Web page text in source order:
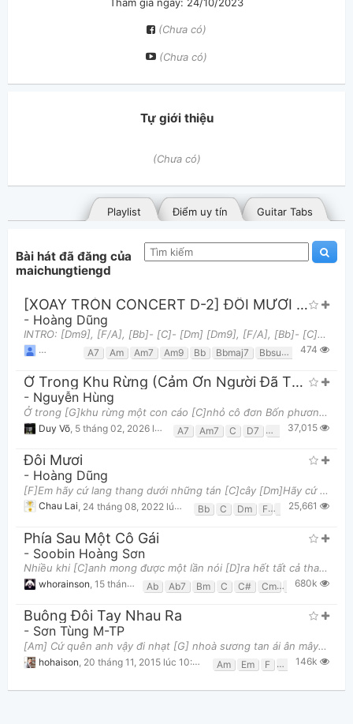
(Chưa có)
(Chưa có)
Tự giới thiệu
(Chưa có)
Guitar Tabs
Điểm uy tín
Playlist
Bài hát yêu thích
Bài hát đã đăng
Thông tin chung
Bài hát đã đăng của
maichungtiengd
[XOAY TRÒN CONCERT D-2] ĐÔI MƯƠI + LA BÀN
- Hoàng Dũng
INTRO: [Dm9], [F/A], [Bb]- [C]- [Dm] [Dm9], [F/A], [Bb]- [C]- [Dm7]- [Csus2/E], [F]- [Cm7], [Bm7]
maichungtiengd , 15 tháng 05, 2026 lúc 07:51am
A7 Am Am7 Am9 Bb Bbmaj7 Bbsus2 Bm7
474
Ở Trong Khu Rừng (Cảm Ơn Người Đã Thức Cùng Tôi OST)
- Nguyễn Hùng
Ở trong [G]khu rừng một con cáo [C]nhỏ cô đơn Bốn phương [G]đất trời về đâu khi thấy [C]lòng chơi v
Duy Võ 5 tháng 02, 2026 lúc 05:08am A7 Am7 C D7 Em7 G
37,015
Đôi Mươi
- Hoàng Dũng
[F]Em hãy cứ lang thang dưới những tán [C]cây [Dm]Hãy cứ gối lên đôi chân anh suốt [Bb]ngày [F]Nế
Chau Lai 24 tháng 08, 2022 lúc 08:51pm Bb C Dm F Gm25,661
Phía Sau Một Cô Gái
- Soobin Hoàng Sơn
Nhiều khi [C]anh mong được một lần nói [D]ra hết tất cả thay [Em]vì Ngồi lặng [C]im nghe em kể về
whorainson 15 tháng 03, 2017 lúc 10:15pm Ab Ab7 Bm C C# Cm Eb Em
680k
Buông Đôi Tay Nhau Ra
- Sơn Tùng M-TP
[Am] Cứ quên anh vậy đi nhạt [G] nhoà sương tan ái ân mây trôi buồn [Em] Những môi hôn chìm sâu còn
hohaison 20 tháng 11, 2015 lúc 10:52pm Am Em F G 146k